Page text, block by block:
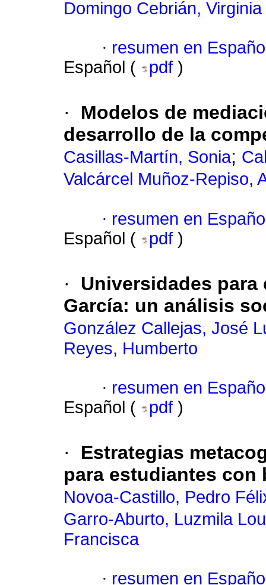
Domingo Cebrián, Virginia
· resumen en
Español (
pdf )
·
Modelos de
desarrollo de la
Casillas-Martín, Sonia;
Valcárcel Muñoz-Repiso,
· resumen en
Español (
pdf )
·
Universidades
García: un análisis
González Callejas, José
Reyes, Humberto
· resumen en
Español (
pdf )
·
Estrategias
para estudiantes con
Novoa-Castillo, Pedro
Garro-Aburto, Luzmila
Francisca
· resumen en